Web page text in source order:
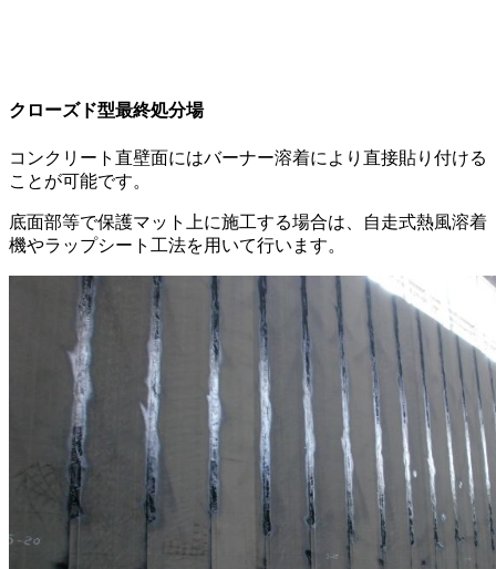
クローズド型最終処分場
コンクリート直壁面にはバーナー溶着により直接貼り付ける
ことが可能です。
底面部等で保護マット上に施工する場合は、自走式熱風溶着
機やラップシート工法を用いて行います。